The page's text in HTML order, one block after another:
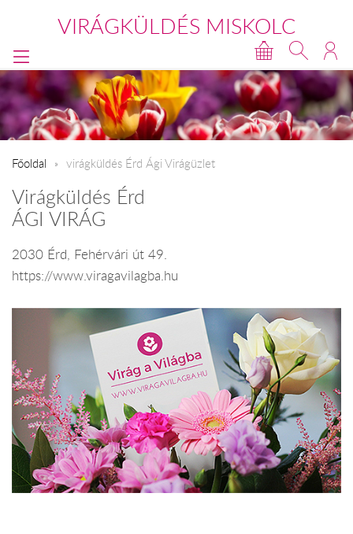
VIRÁGKÜLDÉS MISKOLC
Főoldal virágküldés Érd Ági Virágüzlet
Virágküldés Érd
ÁGI VIRÁG
2030 Érd, Fehérvári út 49.
https://www.viragavilagba.hu